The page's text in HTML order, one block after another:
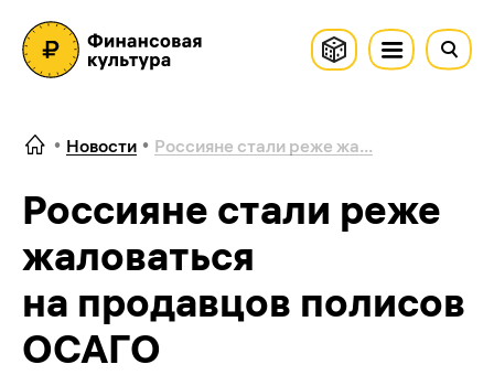
Новости Россияне стали реже жа...
Россияне стали реже
жаловаться
на продавцов полисов
ОСАГО